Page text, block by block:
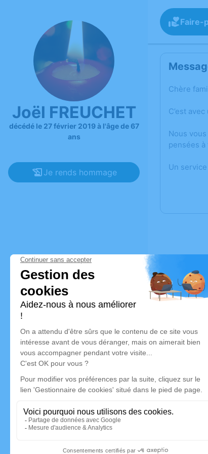
Joël FREUCHET
décédé le 27 février 2019 à l'âge de 67
ans
Je rends hommage
Faire-
Chère
C’est
Nous
pensées
Un
Le